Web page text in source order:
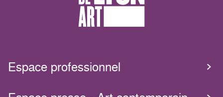
Espace professionnel